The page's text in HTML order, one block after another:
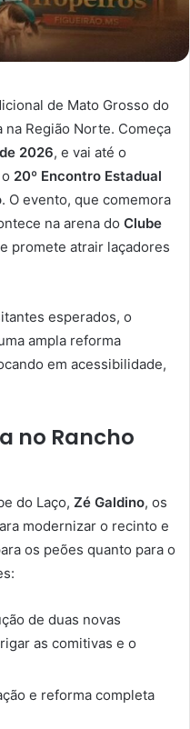
de Mato Grosso do
Região Norte. Começa
2026, e vai até o
20º Encontro Estadual
. O evento, que comemora
na arena do Clube
e promete atrair laçadores
esperados, o
ampla reforma
em acessibilidade,
no Rancho
do Laço, Zé Galdino, os
modernizar o recinto e
os peões quanto para o
de duas novas
as comitivas e o
e reforma completa